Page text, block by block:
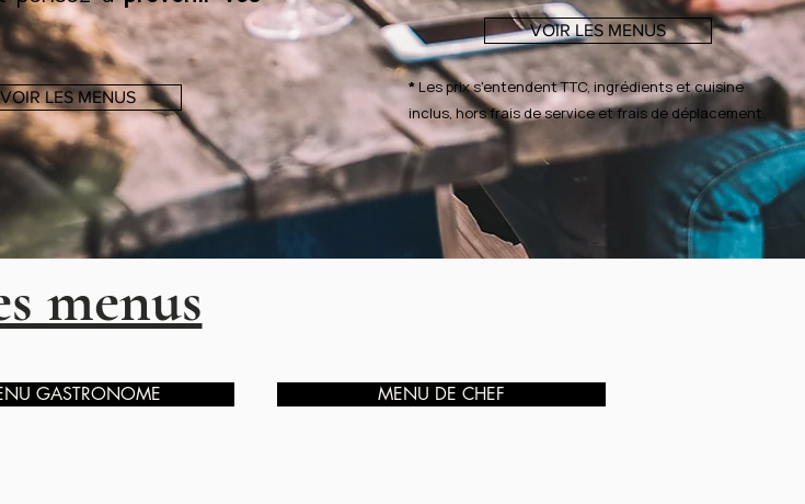
VOIR LES MENUS
VOIR LES MENUS
* Les prix s'entendent TTC, ingrédients et cuisine
inclus, hors frais de service et frais de déplacement.
menus
GASTRONOME MENU DE CHEF